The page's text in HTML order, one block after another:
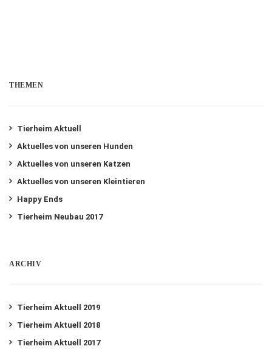
THEMEN
Tierheim Aktuell
Aktuelles von unseren Hunden
Aktuelles von unseren Katzen
Aktuelles von unseren Kleintieren
Happy Ends
Tierheim Neubau 2017
ARCHIV
Tierheim Aktuell 2019
Tierheim Aktuell 2018
Tierheim Aktuell 2017